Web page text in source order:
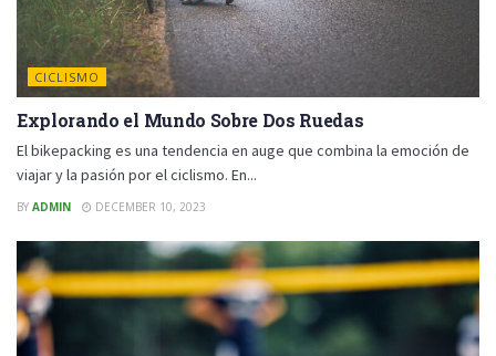
CICLISMO
Explorando el Mundo Sobre Dos Ruedas
El bikepacking es una tendencia en auge que combina la emoción de
viajar y la pasión por el ciclismo. En...
BY ADMIN DECEMBER 10, 2023